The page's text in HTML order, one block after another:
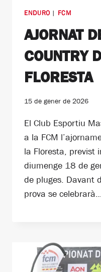
ENDURO| FCM
AJORNAT
COUNTRY
FLORESTA
15 de gener de 2026
El Club Esportiu
a la FCM
la Floresta, previst
diumenge 18 de
de pluges. Davant
prova se celebrarà…